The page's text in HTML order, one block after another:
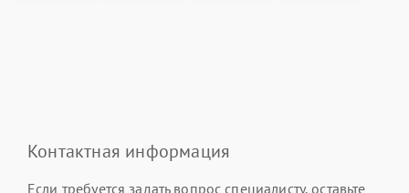
Контактная информация
Если требуется задать вопрос специалисту, оставьте